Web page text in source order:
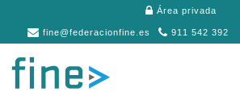
Área privada
fine@federacionfine.es 911 542 392